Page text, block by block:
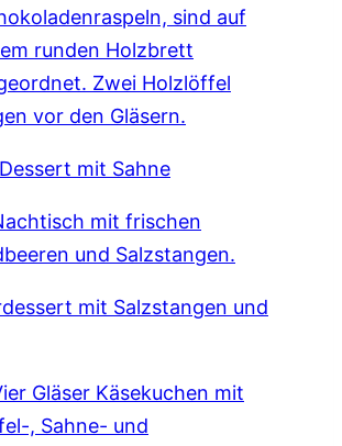
mit Sahne
mit Salzstangen und